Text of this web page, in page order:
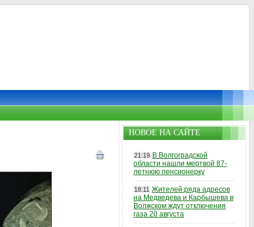
НОВОЕ НА САЙТЕ
21:19 В Волгоградской
области нашли мертвой 87-
летнюю пенсионерку
18:11 Жителей ряда адресов
на Медведева и Карбышева в
Волжском ждут отключения
газа 20 августа